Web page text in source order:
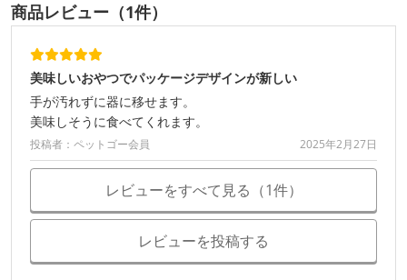
商品レビュー（1件）
美味しいおやつでパッケージデザインが新しい
手が汚れずに器に移せます。
美味しそうに食べてくれます。
投稿者：ペットゴー会員 2025年2月27日
レビューをすべて見る（1件）
レビューを投稿する